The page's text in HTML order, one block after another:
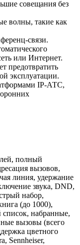
совещания без
волны, такие как
связи.
или Интернет.
предотвратить
эксплуатации.
IP-АТС,
полный
вызовов,
линия, удержание
звука, DND,
набор,
(до 1000),
набранные,
вызовы (всего
цветного
Sennheiser,